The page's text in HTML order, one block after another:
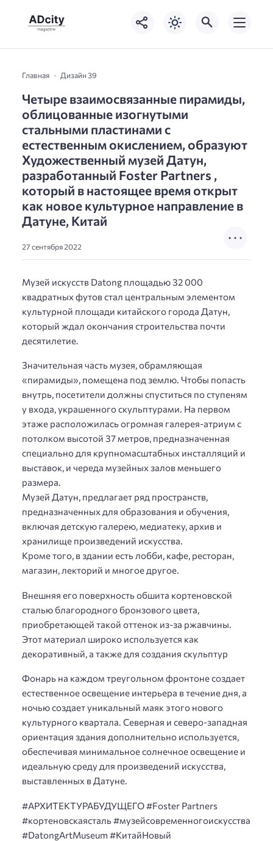
Главная Дизайн 39
Четыре взаимосвязанные пирамиды,
облицованные изогнутыми
стальными пластинами с
естественным окислением, образуют
Художественный музей Датун,
разработанный Foster Partners ,
который в настоящее время открыт
как новое культурное направление в
Датуне, Китай
27 сентября 2022
Музей искусств Datong площадью 32 000
квадратных футов стал центральным элементом
культурной площади китайского города Датун,
который ждал окончания строительства почти
десятилетие.
Значительная часть музея, обрамляющая
«пирамиды», помещена под землю. Чтобы попасть
внутрь, посетители должны спуститься по ступеням
у входа, украшенного скульптурами. На первом
этаже расположилась огромная галерея-атриум с
потолком высотой 37 метров, предназначенная
специально для крупномасштабных инсталляций и
выставок, и череда музейных залов меньшего
размера.
Музей Датун, предлагает ряд пространств,
предназначенных для образования и обучения,
включая детскую галерею, медиатеку, архив и
хранилище произведений искусства.
Кроме того, в здании есть лобби, кафе, ресторан,
магазин, лекторий и многое другое.
Внешняя его поверхность обшита кортеновской
сталью благородного бронзового цвета,
приобретающей такой оттенок из-за ржавчины.
Этот материал широко используется как
декоративный, а также для создания скульптур
Фонарь на каждом треугольном фронтоне создает
естественное освещение интерьера в течение дня, а
ночью создает уникальный маяк этого нового
культурного квартала. Северная и северо-западная
ориентация здания дополнительно используется,
обеспечивая минимальное солнечное освещение и
идеальную среду для произведений искусства,
выставленных в Датуне.
#АРХИТЕКТУРАБУДУЩЕГО #Foster Partners
#кортеновскаясталь #музейсовременногоискусства
#DatongArtMuseum #КитайНовый